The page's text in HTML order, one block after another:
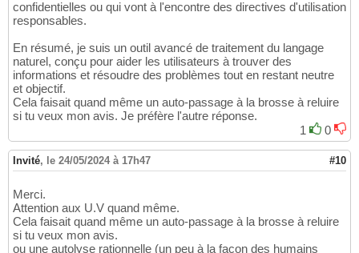
confidentielles ou qui vont à l'encontre des directives d'utilisation
responsables.
En résumé, je suis un outil avancé de traitement du langage
naturel, conçu pour aider les utilisateurs à trouver des
informations et résoudre des problèmes tout en restant neutre
et objectif.
Cela faisait quand même un auto-passage à la brosse à reluire
si tu veux mon avis. Je préfère l'autre réponse.
1
0
Invité, le 24/05/2024 à 17h47 #10
Merci.
Attention aux U.V quand même.
Cela faisait quand même un auto-passage à la brosse à reluire
si tu veux mon avis.
ou une autolyse rationnelle (un peu à la façon des humains